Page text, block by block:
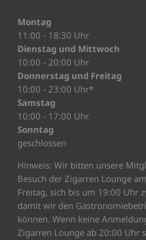
Montag
11:00 - 18:30 Uhr
Dienstag und Mittwoch
10:00 - 20:00 Uhr
Donnerstag und Freitag
10:00 - 23:00 Uhr*
Samstag
10:00 - 17:00 Uhr
Sonntag
geschlossen
Hinweis: Wir bitten unsere
Besuch der Zigarren Lounge
Freitag, sich bis um 19:00 Uhr
damit wir den
können. Wenn keine
Zigarren Lounge ab 20:00 Uhr